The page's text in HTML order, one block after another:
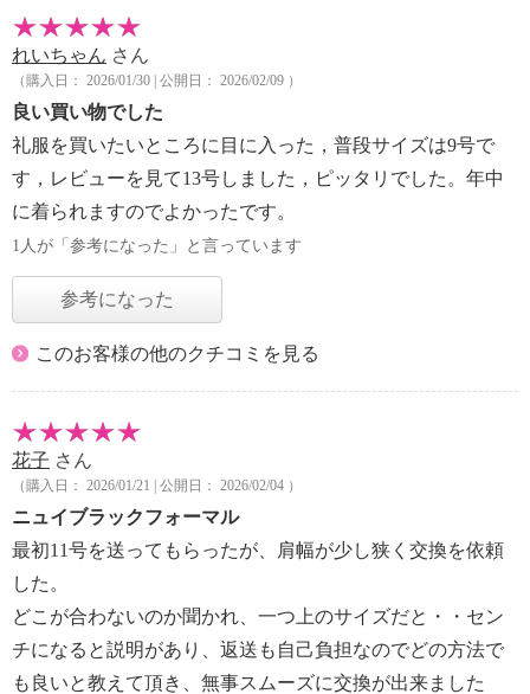
れいちゃん さん
（購入日： 2026/01/30 | 公開日： 2026/02/09 ）
良い買い物でした
礼服を買いたいところに目に入った，普段サイズは9号で
す，レビューを見て13号しました，ピッタリでした。年中
に着られますのでよかったです。
1人が「参考になった」と言っています
参考になった
このお客様の他のクチコミを見る
花子 さん
（購入日： 2026/01/21 | 公開日： 2026/02/04 ）
ニュイブラックフォーマル
最初11号を送ってもらったが、肩幅が少し狭く交換を依頼
した。
どこが合わないのか聞かれ、一つ上のサイズだと・・セン
チになると説明があり、返送も自己負担なのでどの方法で
も良いと教えて頂き、無事スムーズに交換が出来ました